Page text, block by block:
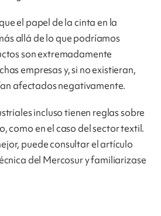
el papel de la cinta en la
allá de lo que podríamos
son extremadamente
empresas y, si no existieran,
afectados negativamente.
incluso tienen reglas sobre
como en el caso del sector textil.
puede consultar el artículo
del Mercosur y familiarizase